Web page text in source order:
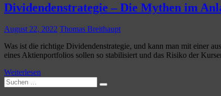
Dividendenstrategie – Die Mythen im
August 22, 2022 Thomas Breithaupt
Was ist die richtige Dividendenstrategie, und kann man mit einer
eines Aktienportfolios sollen so stabilisiert und das Risiko der
Weiterlesen
Suchen
nach:
Suchen